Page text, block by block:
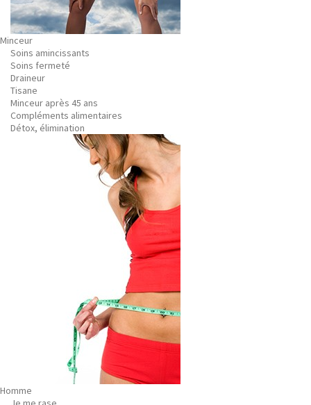
Minceur
Soins amincissants
Soins fermeté
Draineur
Tisane
Minceur après 45 ans
Compléments alimentaires
Détox, élimination
Homme